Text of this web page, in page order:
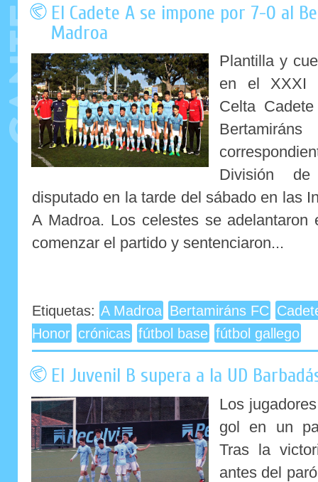
El Cadete A se impone por 7-0 al
Madroa
Plantilla y
en el XXXI
Celta
División
disputado en la tarde del sábado en las
A Madroa. Los celestes se adelantaron
comenzar el partido y sentenciaron...
Etiquetas: A Madroa Bertamiráns FC
Honor crónicas fútbol base fútbol gallego
El Juvenil B supera a la UD
Los
gol en un
Tras la
antes del